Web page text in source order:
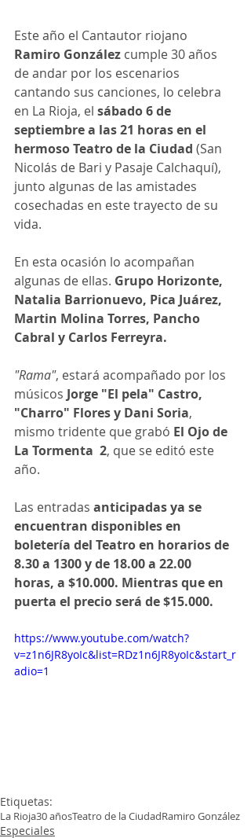
Este año el Cantautor riojano
Ramiro González cumple 30 años
de andar por los escenarios
cantando sus canciones, lo celebra
en La Rioja, el sábado 6 de
septiembre a las 21 horas en el
hermoso Teatro de la Ciudad (San
Nicolás de Bari y Pasaje Calchaquí),
junto algunas de las amistades
cosechadas en este trayecto de su
vida.
En esta ocasión lo acompañan
algunas de ellas. Grupo Horizonte,
Natalia Barrionuevo, Pica Juárez,
Martin Molina Torres, Pancho
Cabral y Carlos Ferreyra.
"Rama", estará acompañado por los
músicos Jorge "El pela" Castro,
"Charro" Flores y Dani Soria,
mismo tridente que grabó El Ojo de
La Tormenta  2, que se editó este
año.
Las entradas anticipadas ya se
encuentran disponibles en
boletería del Teatro en horarios de
8.30 a 1300 y de 18.00 a 22.00
horas, a $10.000. Mientras que en
puerta el precio será de $15.000.
https://www.youtube.com/watch?
v=z1n6JR8yoIc&list=RDz1n6JR8yoIc&start_r
adio=1
Etiquetas:
La Rioja30 añosTeatro de la CiudadRamiro González
Especiales